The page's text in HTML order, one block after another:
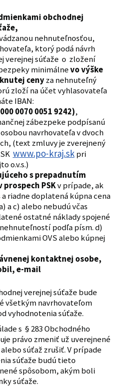
obchodnej
nehnuteľnosťou,
ktorý podá návrh
verejnej súťaže o zložení
minimálnevo výške
cenyza nehnuteľný
zloží na účet vyhlasovateľa
IBAN:
0070 0051 9242),
zábezpeke podpísanú
navrhovateľa v dvoch
(text zmluvy je zverejnený
www.po-kraj.skpri
o.v.s.)
s prepadnutím
prospech PSKv prípade, ak
a riadne doplatená kúpna cena
a c) alebo nebudú včas
ostatné náklady spojené
podľa písm. d)
OVS alebo kúpnej
kontaktnej osobe,
e-mail
verejnej súťaže bude
všetkým navrhovateľom
vyhodnotenia súťaže.
s § 283 Obchodného
právo zmeniť už uverejnené
súťaž zrušiť. V prípade
súťaže budú tieto
spôsobom, akým boli
súťaže.